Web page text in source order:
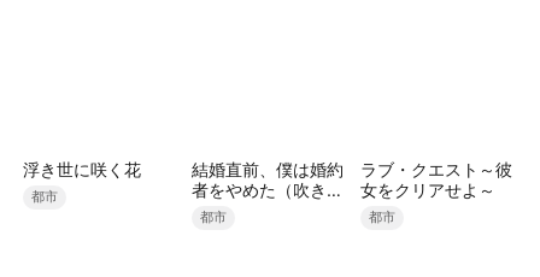
浮き世に咲く花
都市
結婚直前、僕は婚約
者をやめた（吹き替
え）
都市
ラブ・クエスト～彼
女をクリアせよ～
都市